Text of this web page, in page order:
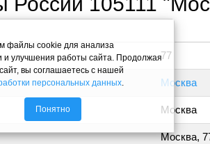
77
Москва
Москва
Москва,
файлы cookie для анализа
и улучшения работы сайта. Продолжая
вы соглашаетесь с нашей
персональных данных
Понятно